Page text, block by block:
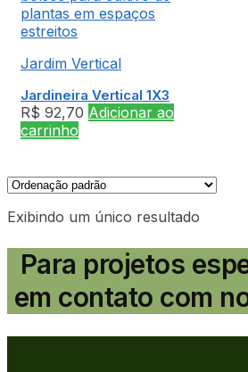
Jardim Vertical
Jardineira Vertical 1X3
R$ 92,70 Adicionar ao
carrinho
Exibindo um único resultado
Para projetos
em contato com